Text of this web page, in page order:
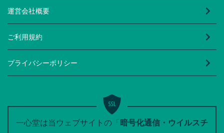
運営会社概要
ご利用規約
プライバシーポリシー
一心堂は当ウェブサイトの「暗号化通信・ウイルスチ